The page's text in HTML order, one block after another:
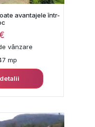
avantajele într-
vânzare
mp